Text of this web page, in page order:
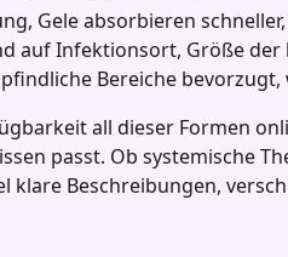
Gele absorbieren
auf Infektionsort, Größe
Bereiche
all dieser Formen
passt. Ob systemische
klare Beschreibungen,